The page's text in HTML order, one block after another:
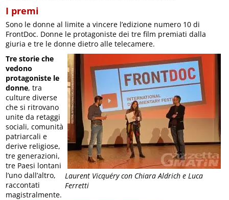
I premi
Sono le donne al limite a vincere l’edizione numero 10 di
FrontDoc. Donne le protagoniste dei tre film premiati dalla
giuria e tre le donne dietro alle telecamere.
Laurent Vicquéry con Chiara Aldrich e Luca
Ferretti
Tre storie che
vedono
protagoniste le
donne, tra
culture diverse
che si ritrovano
unite da retaggi
sociali, comunità
patriarcali e
derive religiose,
tre generazioni,
tre Paesi lontani
l’uno dall’altro,
raccontati
magistralmente.